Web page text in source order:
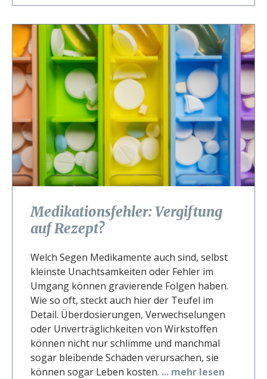
Medikationsfehler: Vergiftung
auf Rezept?
Welch Segen Medikamente auch sind, selbst
kleinste Unachtsamkeiten oder Fehler im
Umgang können gravierende Folgen haben.
Wie so oft, steckt auch hier der Teufel im
Detail. Überdosierungen, Verwechselungen
oder Unverträglichkeiten von Wirkstoffen
können nicht nur schlimme und manchmal
sogar bleibende Schäden verursachen, sie
können sogar Leben kosten. ... mehr lesen